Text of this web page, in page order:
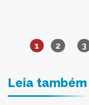
1 2 3
Leia também